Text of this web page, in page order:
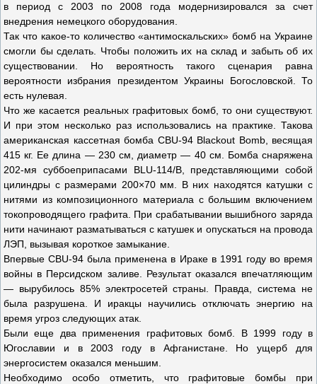
в период с 2003 по 2008 года модернизировался за счет
внедрения немецкого оборудования.
Так что какое-то количество «антимоскальских» бомб на Украине
смогли бы сделать. Чтобы положить их на склад и забыть об их
существовании. Но вероятность такого сценария равна
вероятности избрания президентом Украины Богословской. То
есть нулевая.
Что же касается реальных графитовых бомб, то они существуют.
И при этом несколько раз использовались на практике. Такова
американская кассетная бомба CBU-94 Blackout Bomb, весящая
415 кг. Ее длина — 230 см, диаметр — 40 см. Бомба снаряжена
202-мя суббоеприпасами BLU-114/B, представляющими собой
цилиндры с размерами 200×70 мм. В них находятся катушки с
нитями из композиционного материала с большим включением
токопроводящего графита. При срабатывании вышибного заряда
нити начинают разматываться с катушек и опускаться на провода
ЛЭП, вызывая короткое замыкание.
Впервые CBU-94 была применена в Ираке в 1991 году во время
войны в Персидском заливе. Результат оказался впечатляющим
— вырубилось 85% электросетей страны. Правда, система не
была разрушена. И иракцы научились отключать энергию на
время угроз следующих атак.
Были еще два применения графитовых бомб. В 1999 году в
Югославии и в 2003 году в Афганистане. Но ущерб для
энергосистем оказался меньшим.
Необходимо особо отметить, что графитовые бомбы при